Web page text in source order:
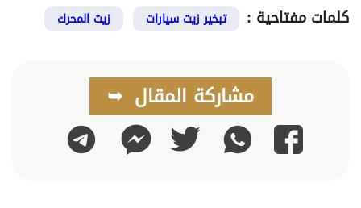
كلمات مفتاحية : تبخير زيت سيارات زيت المحرك
مشاركة المقال
فيسبوك
واتساب تويتر ماسنجر